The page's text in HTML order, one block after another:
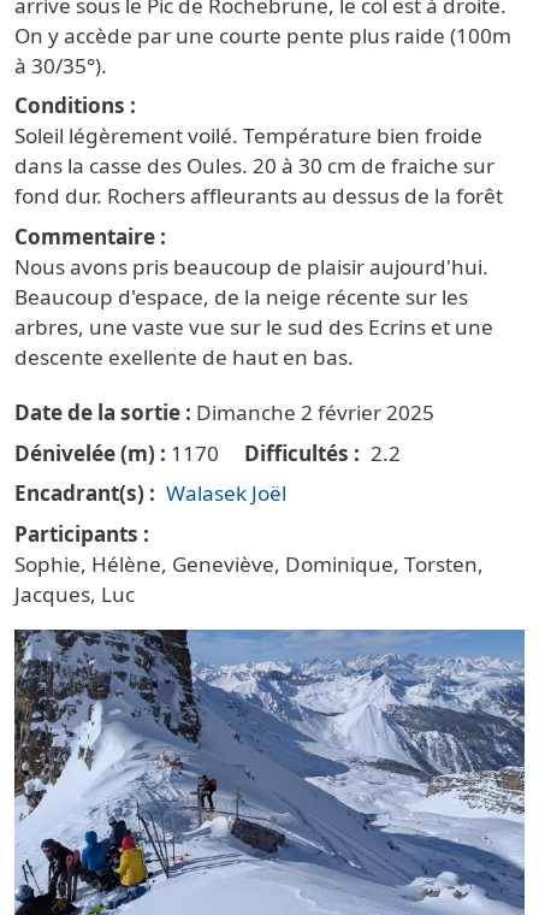
On y accède par une courte pente plus raide (100m
à 30/35°).
Conditions
Soleil légèrement voilé. Température bien froide
dans la casse des Oules. 20 à 30 cm de fraiche sur
fond dur. Rochers affleurants au dessus de la forêt
Commentaire
Nous avons pris beaucoup de plaisir aujourd'hui.
Beaucoup d'espace, de la neige récente sur les
arbres, une vaste vue sur le sud des Ecrins et une
descente exellente de haut en bas.
Date de la sortie
Dimanche 2 février 2025
Dénivelée (m)
1170 Difficultés
2.2
Encadrant(s)
Walasek Joël
Participants
Sophie, Hélène, Geneviève, Dominique, Torsten,
Jacques, Luc